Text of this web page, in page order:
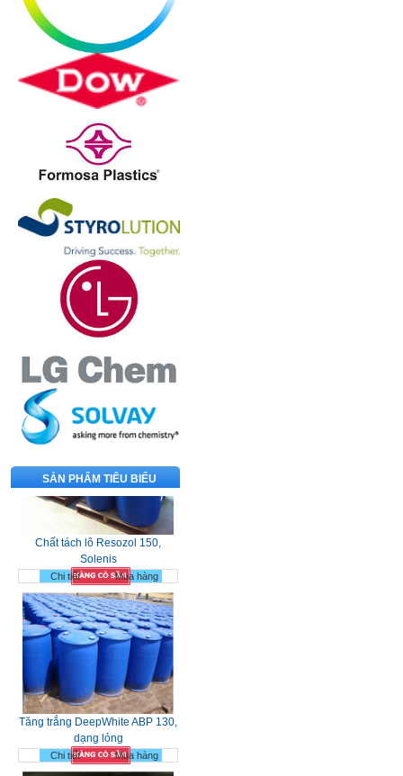
SẢN PHẨM TIÊU BIỂU
Chất tách lô Resozol 150,
Solenis
Chi tiết Mua hàng
Tăng trắng DeepWhite ABP 130,
dạng lỏng
Chi tiết Mua hàng